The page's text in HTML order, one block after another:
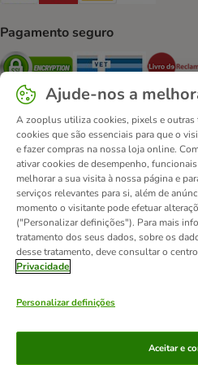
Pagamento seguro
Security Security
Contactos Custos de envio
Condições gerais de utilização
Métodos de pagamento
Quem
Política de privacidade
Website
Declaração de acessibilidade
Ajude-nos a
A zooplus utiliza cookies, pixels e
cookies que são essenciais para que o
e fazer compras na nossa loja online.
ativar cookies de desempenho,
melhorar a sua visita à nossa página e
serviços relevantes para si, além de
momento o visitante pode efetuar
("Personalizar definições"). Para mais
tratamento dos seus dados, sobre os
desse tratamento, deve consultar o
Privacidade
Personalizar definições
Aceitar e